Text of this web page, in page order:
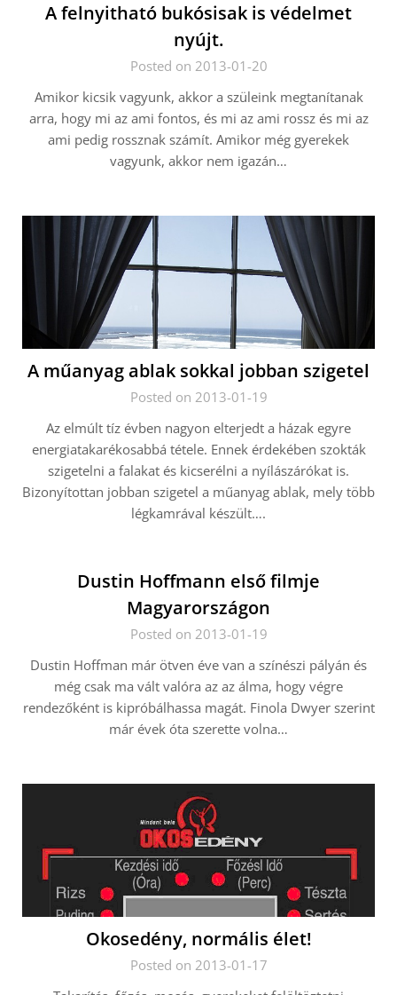
A felnyitható bukósisak is védelmet
nyújt.
Posted on 2013-01-20
Amikor kicsik vagyunk, akkor a szüleink megtanítanak
arra, hogy mi az ami fontos, és mi az ami rossz és mi az
ami pedig rossznak számít. Amikor még gyerekek
vagyunk, akkor nem igazán…
A műanyag ablak sokkal jobban szigetel
Posted on 2013-01-19
Az elmúlt tíz évben nagyon elterjedt a házak egyre
energiatakarékosabbá tétele. Ennek érdekében szokták
szigetelni a falakat és kicserélni a nyílászárókat is.
Bizonyítottan jobban szigetel a műanyag ablak, mely több
légkamrával készült….
Dustin Hoffmann első filmje
Magyarországon
Posted on 2013-01-19
Dustin Hoffman már ötven éve van a színészi pályán és
még csak ma vált valóra az az álma, hogy végre
rendezőként is kipróbálhassa magát. Finola Dwyer szerint
már évek óta szerette volna…
Okosedény, normális élet!
Posted on 2013-01-17